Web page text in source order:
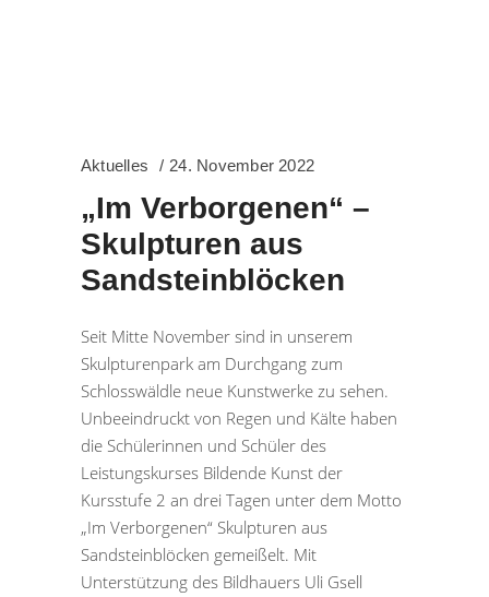
Aktuelles 24. November 2022
„Im Verborgenen“ –
Skulpturen aus
Sandsteinblöcken
Seit Mitte November sind in unserem
Skulpturenpark am Durchgang zum
Schlosswäldle neue Kunstwerke zu sehen.
Unbeeindruckt von Regen und Kälte haben
die Schülerinnen und Schüler des
Leistungskurses Bildende Kunst der
Kursstufe 2 an drei Tagen unter dem Motto
„Im Verborgenen“ Skulpturen aus
Sandsteinblöcken gemeißelt. Mit
Unterstützung des Bildhauers Uli Gsell